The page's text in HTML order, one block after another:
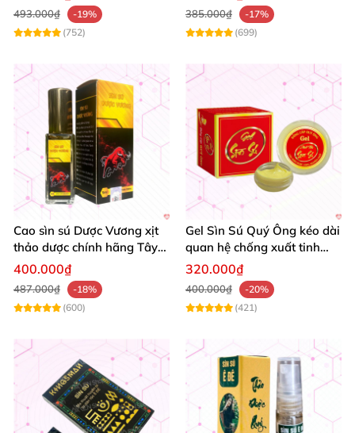
493.000₫
-19%
(752)
385.000₫
-17%
(699)
Cao sìn sú Dược Vương xịt
thảo dược chính hãng Tây
Nguyên tốt nhất
400.000₫
487.000₫
-18%
(600)
Gel Sìn Sú Quý Ông kéo dài
quan hệ chống xuất tinh
nhanh
320.000₫
400.000₫
-20%
(421)